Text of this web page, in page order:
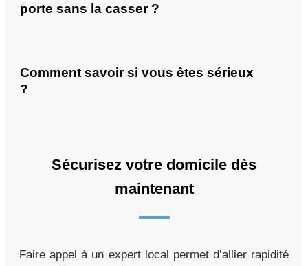
porte sans la casser ?
Comment savoir si vous êtes sérieux
?
Sécurisez votre domicile dès
maintenant
Faire appel à un expert local permet d’allier rapidité